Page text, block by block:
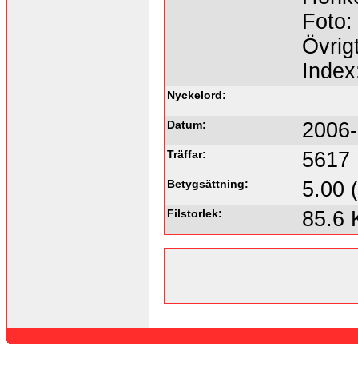
Nyckelord:
Datum:
Träffar: 5617
Betygsättning: 5.00
Filstorlek: 85.6